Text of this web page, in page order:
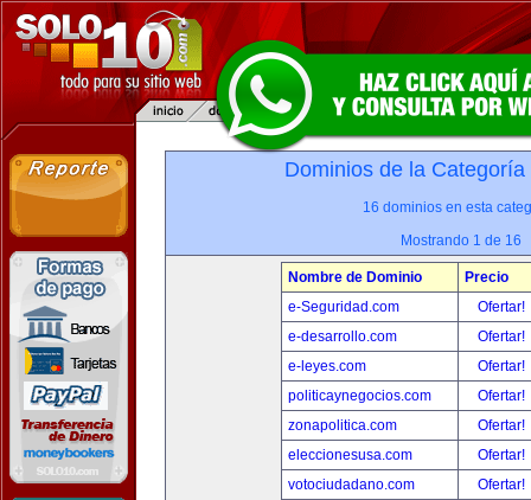
Dominios de la
16 dominios en esta
Mostrando 1 de 16
Nombre de Dominio
Precio
e-Seguridad.com
Ofertar!
e-desarrollo.com
Ofertar!
e-leyes.com
Ofertar!
politicaynegocios.com
Ofertar!
zonapolitica.com
Ofertar!
eleccionesusa.com
Ofertar!
votociudadano.com
Ofertar!